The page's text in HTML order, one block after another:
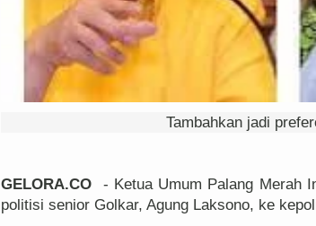
Tambahkan jadi
GELORA.CO - Ketua Umum Palang Merah
politisi senior Golkar, Agung Laksono, ke